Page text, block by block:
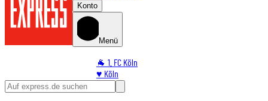
Konto
Menü
🐐 1. FC Köln
♥️ Köln
⭐ Promi